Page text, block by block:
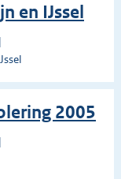
en IJssel
2005